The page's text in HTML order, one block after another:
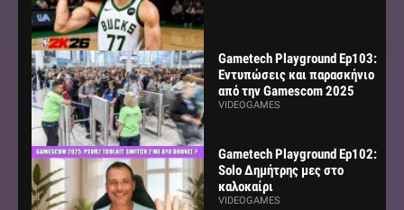
Gametech Playground Ep103:
Εντυπώσεις και παρασκήνιο
από την Gamescom 2025
VIDEOGAMES
Gametech Playground Ep102:
Solo Δημήτρης μες στο
καλοκαίρι
VIDEOGAMES